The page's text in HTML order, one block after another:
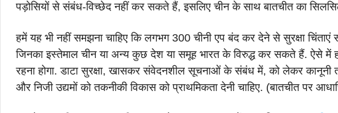
पड़ोसियों से संबंध-विच्छेद नहीं कर सकते हैं, इसलिए चीन के साथ बातचीत का
हमें यह भी नहीं समझना चाहिए कि लगभग 300 चीनी एप बंद कर देने से सुरक्षा
जिनका इस्तेमाल चीन या अन्य कुछ देश या समूह भारत के विरुद्ध कर सकते हैं. ऐसे में
रहना होगा. डाटा सुरक्षा, खासकर संवेदनशील सूचनाओं के संबंध में, को लेकर कानूनी
और निजी उद्यमों को तकनीकी विकास को प्राथमिकता देनी चाहिए. (बातचीत पर